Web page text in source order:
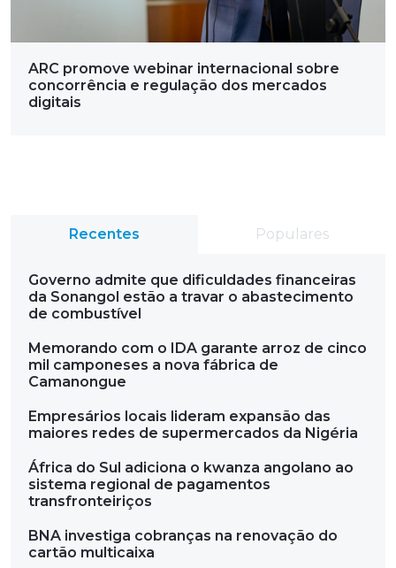
ARC promove webinar internacional sobre
concorrência e regulação dos mercados
digitais
Recentes Populares
Governo admite que dificuldades financeiras
da Sonangol estão a travar o abastecimento
de combustível
Memorando com o IDA garante arroz de cinco
mil camponeses a nova fábrica de
Camanongue
Empresários locais lideram expansão das
maiores redes de supermercados da Nigéria
África do Sul adiciona o kwanza angolano ao
sistema regional de pagamentos
transfronteiriços
BNA investiga cobranças na renovação do
cartão multicaixa